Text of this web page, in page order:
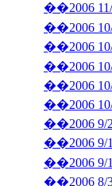
��2006
��2006
��2006
��2006
��2006
��2006
��2006